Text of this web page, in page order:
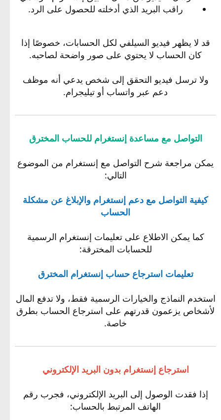
راقب البريد الذي أدخلته للحصول على الرد.
قد لا يظهر فيديو السيلفي لكل الحسابات، خصوصًا إذا
كان الحساب لا يحتوي على صور واضحة لصاحبه.
ولا ترسل فيديو التحقق إلى شخص يدعي أنه موظف
دعم عبر واتساب أو تيليجرام.
التواصل مع مساعدة إنستغرام للحساب المخترق
يمكن مراجعة شرح التواصل مع إنستغرام من الموضوع
التالي:
كيفية التواصل مع دعم إنستغرام والإبلاغ عن مشكلة
الحساب
كما يمكن الاطلاع على تعليمات إنستغرام الرسمية
للحسابات المخترقة:
تعليمات استرجاع حساب إنستغرام المخترق
استخدم النماذج والخيارات الرسمية فقط، ولا تدفع المال
لأشخاص يزعمون قدرتهم على استرجاع الحساب بطرق
خاصة.
استرجاع إنستغرام بدون البريد الإلكتروني
إذا فقدت الوصول إلى البريد الإلكتروني، فجرب رقم
الهاتف المرتبط بالحساب: